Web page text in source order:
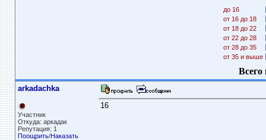
до 16
от 16 до 18
от 18 до 22
от 22 до 28
от 28 до 35
от 35 и выше
Всего
arkadachka
Участник
Откуда: аркадак
Репутация: 1
Поощрить/Наказать
16